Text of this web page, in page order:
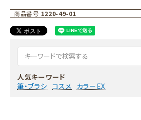
商品番号 1220-49-01
人気キーワード
筆・ブラシ コスメ カラーEX